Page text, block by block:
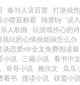
春与人宜百度 打游戏
喷菇称霸 纯爱by 误
人歌曲 玩游戏伤心的
戏玩的心情很烦躁怎么办
谈恋爱ntr全文免费阅读最
小说 三藏小说 看书中文
哥哥小说 雅尔文 瓜瓜
看书 搜读小说 联盟小